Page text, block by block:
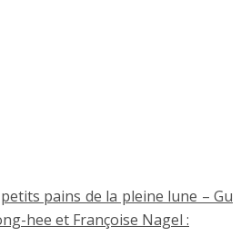
pains de la pleine lune – Gu
hee et Françoise Nagel :